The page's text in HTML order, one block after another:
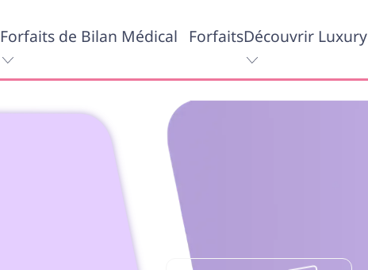
Forfaits de Bilan Médical ForfaitsDécouvrir Luxury